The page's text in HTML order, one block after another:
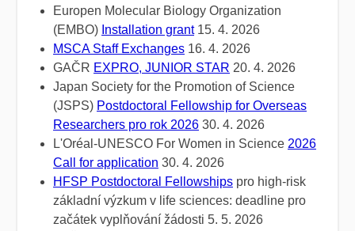
Europen Molecular Biology Organization
(EMBO) Installation grant15. 4. 2026
MSCA Staff Exchanges 16. 4. 2026
GAČR EXPRO, JUNIOR STAR 20. 4. 2026
Japan Society for the Promotion of Science
(JSPS) Postdoctoral Fellowship for Overseas
Researchers pro rok 2026 30. 4. 2026
L'Oréal-UNESCO For Women in Science 2026
Call for application 30. 4. 2026
HFSP Postdoctoral Fellowships pro high-risk
základní výzkum v life sciences: deadline pro
začátek vyplňování žádosti 5. 5. 2026